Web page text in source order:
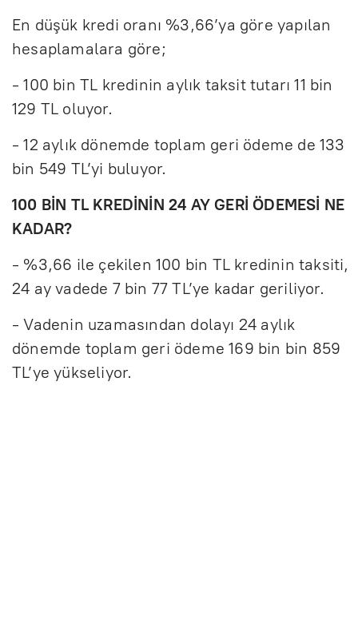
En düşük kredi oranı %3,66’ya göre yapılan
hesaplamalara göre;
- 100 bin TL kredinin aylık taksit tutarı 11 bin
129 TL oluyor.
- 12 aylık dönemde toplam geri ödeme de 133
bin 549 TL’yi buluyor.
100 BİN TL KREDİNİN 24 AY GERİ ÖDEMESİ NE
KADAR?
- %3,66 ile çekilen 100 bin TL kredinin taksiti,
24 ay vadede 7 bin 77 TL’ye kadar geriliyor.
- Vadenin uzamasından dolayı 24 aylık
dönemde toplam geri ödeme 169 bin bin 859
TL’ye yükseliyor.